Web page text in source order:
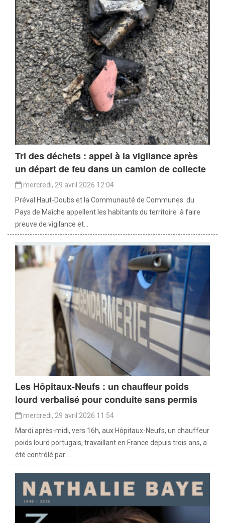
Tri des déchets : appel à la vigilance après
un départ de feu dans un camion de collecte
mercredi, 29 avril 2026 12:04
Préval Haut-Doubs et la Communauté de Communes du
Pays de Maîche appellent les habitants du territoire à faire
preuve de vigilance et...
Les Hôpitaux-Neufs : un chauffeur poids
lourd verbalisé pour conduite sans permis
mercredi, 29 avril 2026 11:54
Mardi après-midi, vers 16h, aux Hôpitaux-Neufs, un chauffeur
poids lourd portugais, travaillant en France depuis trois ans, a
été contrôlé par...